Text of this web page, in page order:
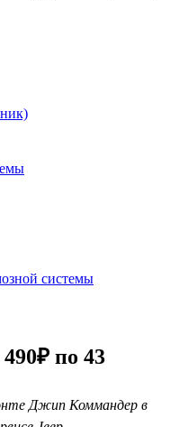
системы
по 43
Джип Коммандер в